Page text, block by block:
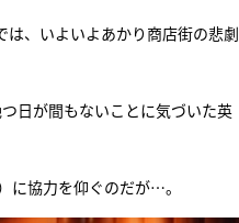
は、いよいよあかり商店街の悲劇
日が間もないことに気づいた英
に協力を仰ぐのだが…。